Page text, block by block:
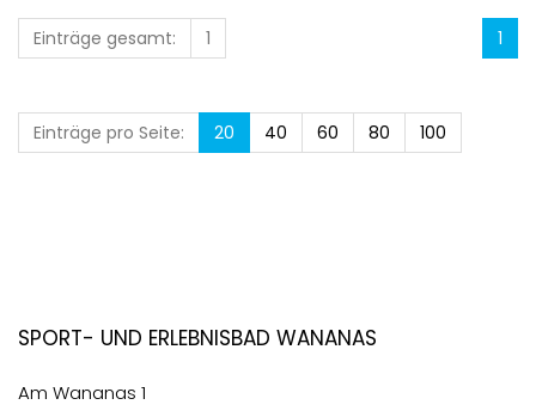
1
Einträge gesamt: 1
Einträge pro Seite: 20 40 60 80 100
Sport- und Erlebnisbad Wananas
Am Wananas 1